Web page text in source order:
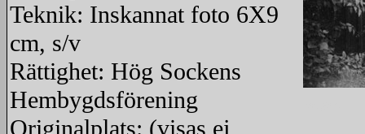
Teknik: Inskannat foto 6X9
cm, s/v
Rättighet: Hög Sockens
Hembygdsförening
Originalplats: (visas ej